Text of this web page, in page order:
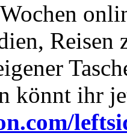
Reisen
könnt ihr